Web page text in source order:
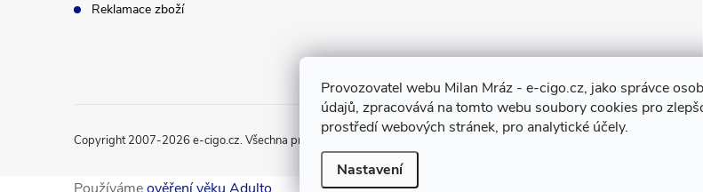
Provozovatel webu Milan Mráz - e-cigo.cz, jako správce
údajů, zpracovává na tomto webu soubory cookies pro
prostředí webových stránek, pro analytické účely.
Nastavení
Reklamace zboží
Copyright 2007-2026 e-cigo.cz. Všechna práva vyhrazena.